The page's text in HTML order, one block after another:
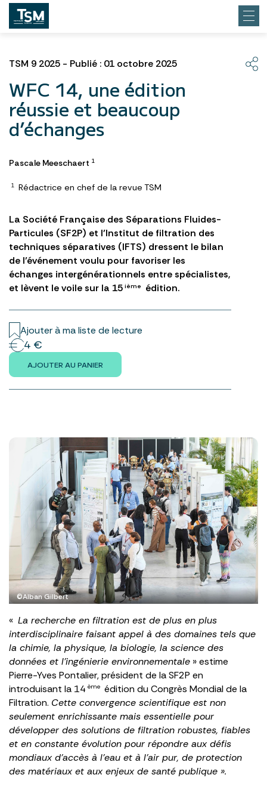
TSM 9 2025 - Publié : 01 octobre 2025
WFC 14, une édition
réussie et beaucoup
d’échanges
Pascale Meeschaert 1
1 Rédactrice en chef de la revue TSM
La Société Française des Séparations Fluides-
Particules (SF2P) et l’Institut de filtration des
techniques séparatives (IFTS) dressent le bilan
de l’événement voulu pour favoriser les
échanges intergénérationnels entre spécialistes,
et lèvent le voile sur la 15 ième édition.
Ajouter à ma liste de lecture
4 €
AJOUTER AU PANIER
©Alban Gilbert
« La recherche en filtration est de plus en plus
interdisciplinaire faisant appel à des domaines tels que
la chimie, la physique, la biologie, la science des
données et l’ingénierie environnementale » estime
Pierre-Yves Pontalier, président de la SF2P en
introduisant la 14 ème édition du Congrès Mondial de la
Filtration. Cette convergence scientifique est non
seulement enrichissante mais essentielle pour
développer des solutions de filtration robustes, fiables
et en constante évolution pour répondre aux défis
mondiaux d’accès à l’eau et à l’air pur, de protection
des matériaux et aux enjeux de santé publique ».